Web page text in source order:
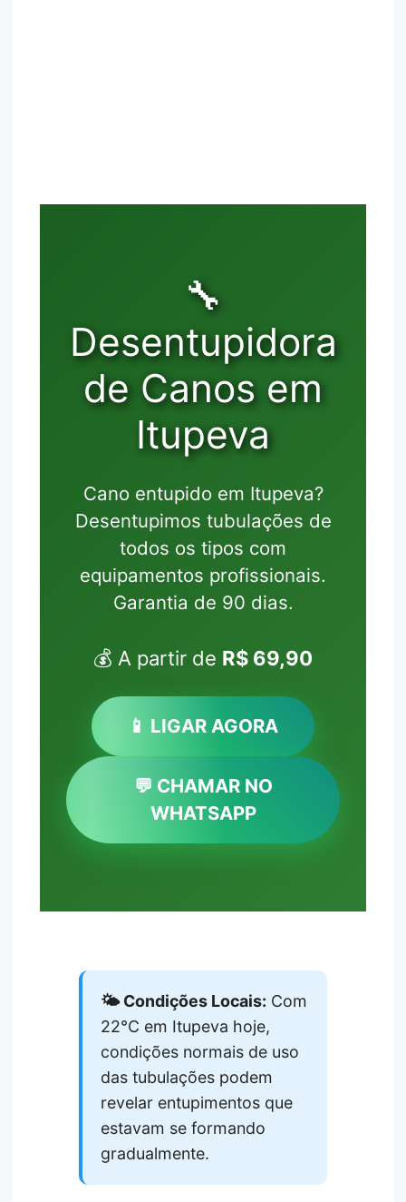
🔧
Desentupidora
de Canos em
Itupeva
Cano entupido em Itupeva?
Desentupimos tubulações de
todos os tipos com
equipamentos profissionais.
Garantia de 90 dias.
💰 A partir de R$ 69,90
📱 LIGAR AGORA
💬 CHAMAR NO
WHATSAPP
🌤️ Condições Locais: Com
22°C em Itupeva hoje,
condições normais de uso
das tubulações podem
revelar entupimentos que
estavam se formando
gradualmente.